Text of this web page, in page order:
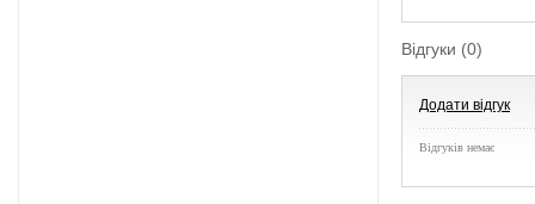
Відгуки (0)
Додати відгук
Відгуків немає